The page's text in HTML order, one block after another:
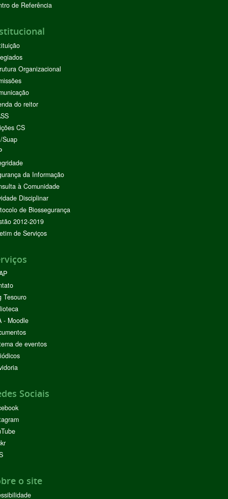
de Referência
Organizacional
do reitor
CS
Suap
da Informação
à Comunidade
Disciplinar
de Biossegurança
2012-2019
de Serviços
Tesouro
- Moodle
de eventos
Sociais
o site